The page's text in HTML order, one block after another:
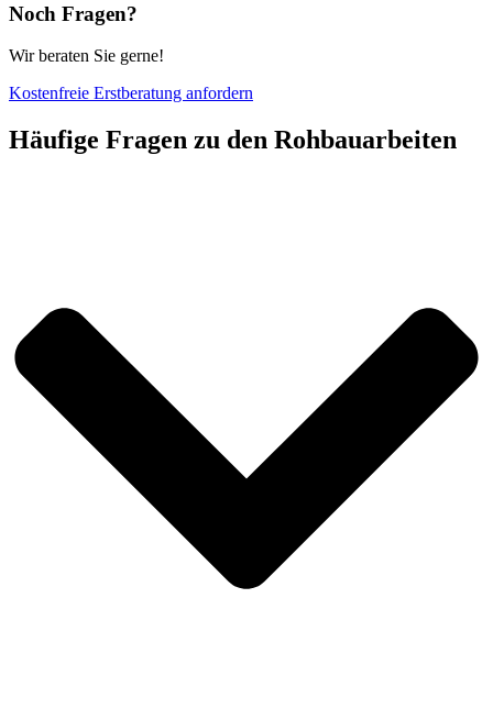
Noch Fragen?
Wir beraten Sie gerne!
Kostenfreie Erstberatung anfordern
Häufige Fragen zu den Rohbauarbeiten